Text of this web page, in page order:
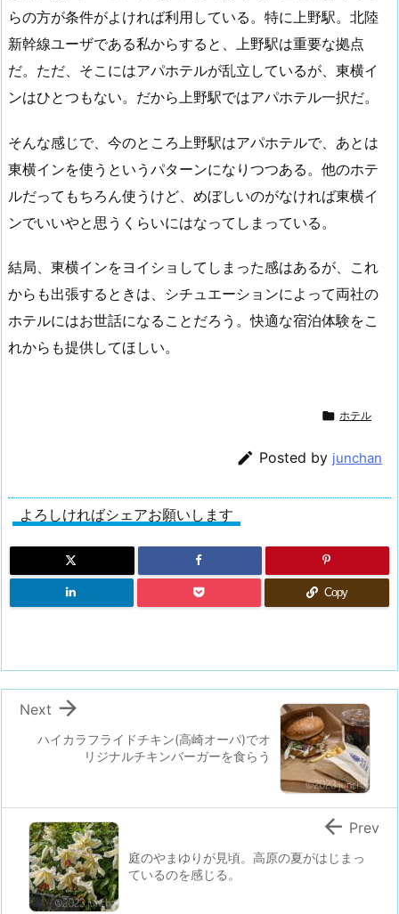
らの方が条件がよければ利用している。特に上野駅。北陸
新幹線ユーザである私からすると、上野駅は重要な拠点
だ。ただ、そこにはアパホテルが乱立しているが、東横イ
ンはひとつもない。だから上野駅ではアパホテル一択だ。
そんな感じで、今のところ上野駅はアパホテルで、あとは
東横インを使うというパターンになりつつある。他のホテ
ルだってもちろん使うけど、めぼしいのがなければ東横イ
ンでいいやと思うくらいにはなってしまっている。
結局、東横インをヨイショしてしまった感はあるが、これ
からも出張するときは、シチュエーションによって両社の
ホテルにはお世話になることだろう。快適な宿泊体験をこ
れからも提供してほしい。
 ホテル
 Posted by junchan
よろしければシェアお願いします
Copy
ハイカラフライドチキン(高崎オーパ)でオ
リジナルチキンバーガーを食らう

Next
庭のやまゆりが見頃。高原の夏がはじまっ
ているのを感じる。
 Prev